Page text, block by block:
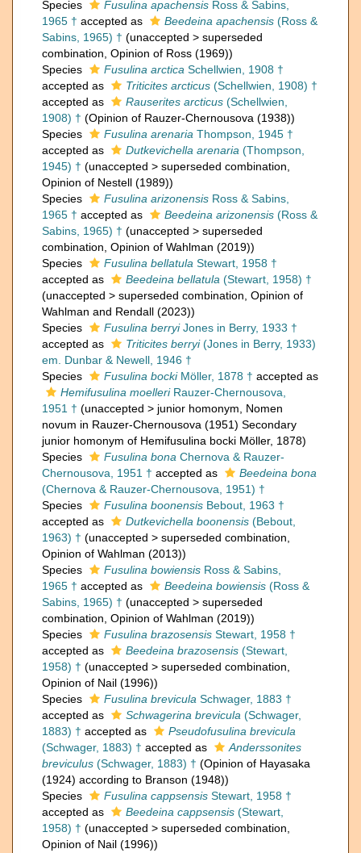
Species Fusulina apachensis Ross & Sabins,
1965 † accepted as Beedeina apachensis (Ross &
Sabins, 1965) † (unaccepted > superseded
combination , Opinion of Ross (1969))
Species
Fusulina arctica Schellwien, 1908 †
accepted as
Triticites arcticus (Schellwien, 1908) †
accepted as
Rauserites arcticus (Schellwien,
1908) † (Opinion of Rauzer-Chernousova (1938))
Species
Fusulina arenaria Thompson, 1945 †
accepted as
Dutkevichella arenaria (Thompson,
1945) † (unaccepted > superseded combination
Opinion of Nestell (1989))
Species
Fusulina arizonensis Ross & Sabins,
1965 † accepted as Beedeina arizonensis (Ross &
Sabins, 1965) † (unaccepted > superseded
combination , Opinion of Wahlman (2019))
Species
Fusulina bellatula Stewart, 1958 †
accepted as
Beedeina bellatula (Stewart, 1958) †
(unaccepted > superseded combination , Opinion of
Wahlman and Rendall (2023))
Species
Fusulina berryiJones in Berry, 1933 †
accepted as
Triticites berryi(Jones in Berry, 1933)
em. Dunbar & Newell, 1946 †
Species
Fusulina bockiMöller, 1878 † accepted as
Hemifusulina moelleriRauzer-Chernousova,
1951 † (unaccepted > junior homonym , Nomen
novum in Rauzer-Chernousova (1951) Secondary
junior homonym of Hemifusulina bocki Möller, 1878)
Species
Fusulina bona Chernova & Rauzer-
Chernousova, 1951 † accepted as
Beedeina bona
(Chernova & Rauzer-Chernousova, 1951) †
Species
Fusulina boonensis Bebout, 1963 †
accepted as
Dutkevichella boonensis (Bebout,
1963) † (unaccepted > superseded combination
Opinion of Wahlman (2013))
Species
Fusulina bowiensis Ross & Sabins,
1965 † accepted as Beedeina bowiensis (Ross &
Sabins, 1965) † (unaccepted > superseded
combination , Opinion of Wahlman (2019))
Species
Fusulina brazosensis Stewart, 1958 †
accepted as
Beedeina brazosensis (Stewart,
1958) † (unaccepted > superseded combination
Opinion of Nail (1996))
Species
Fusulina brevicula Schwager, 1883 †
accepted as
Schwagerina brevicula (Schwager,
1883) † accepted as
Pseudofusulina brevicula
(Schwager, 1883) † accepted as
Anderssonites
breviculus (Schwager, 1883) † (Opinion of Hayasaka
(1924) according to Branson (1948))
Species
Fusulina cappsensis Stewart, 1958 †
accepted as
Beedeina cappsensis (Stewart,
1958) † (unaccepted > superseded combination
Opinion of Nail (1996))